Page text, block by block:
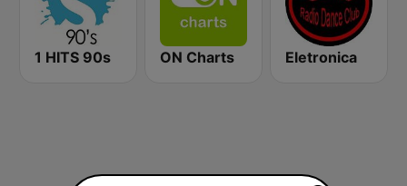
1 HITS 90s ON Charts Eletronica